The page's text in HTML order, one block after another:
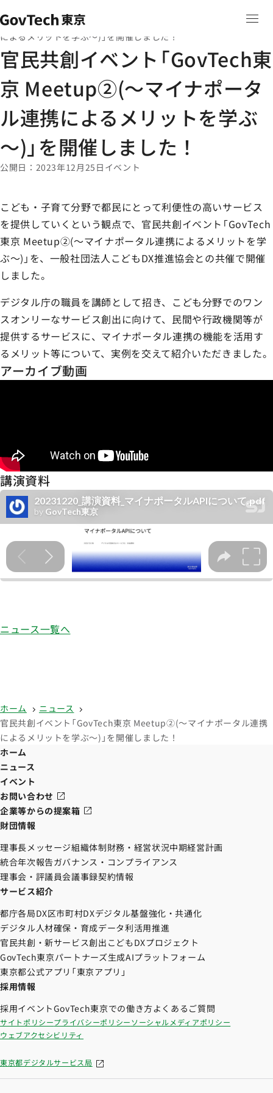
ホーム
官民共創イベント「GovTech東京 Meetup②​(～マイナポータル連携
によるメリットを学ぶ～)」を開催しました！
官民共創イベント「GovTech東
京 Meetup②​(～マイナポータ
ル連携によるメリットを学ぶ
～)」を開催しました！
公開日 2023年12月25日 イベント
こども・子育て分野で都民にとって利便性の高いサービス
を提供していくという観点で、官民共創イベント「GovTech
東京 Meetup②​(～マイナポータル連携によるメリットを学
ぶ～)」を、一般社団法人こどもDX推進協会との共催で開催
しました。​
デジタル庁の職員を講師として招き、こども分野でのワン
スオンリーなサービス創出に向けて、​民間や行政機関等が
提供するサービスに、マイナポータル連携の機能を活用す
るメリット等について、実例を交えて紹介いただきました。
アーカイブ動画
講演資料
ニュース一覧へ
ホーム
ニュース
官民共創イベント「GovTech東京 Meetup②​(～マイナポータル連携
によるメリットを学ぶ～)」を開催しました！
ホーム
ニュース
イベント
お問い合わせ
企業等からの提案箱
サイトポリシープライバシーポリシーソーシャルメディアポリシー
ウェブアクセシビリティ
東京都デジタルサービス局
財団情報
理事長メッセージ組織体制財務・経営状況中期経営計画
統合年次報告ガバナンス・コンプライアンス
理事会・評議員会議事録契約情報
サービス紹介
都庁各局DX区市町村DXデジタル基盤強化・共通化
デジタル人材確保・育成データ利活用推進
官民共創・新サービス創出 こどもDXプロジェクト
GovTech東京パートナーズ生成AIプラットフォーム
東京都公式アプリ「東京アプリ」
採用情報
採用イベントGovTech東京での働き方よくあるご質問